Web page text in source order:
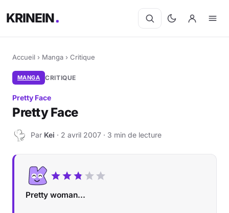
KRINEIN
Accueil › Manga › Critique
MANGA CRITIQUE
Pretty Face
Pretty Face
K Par Kei · 2 avril 2007 · 3 min de lecture
Pretty woman...